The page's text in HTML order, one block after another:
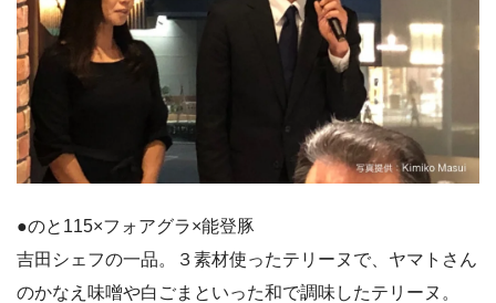
●のと115×フォアグラ×能登豚
吉田シェフの一品。３素材使ったテリーヌで、ヤマトさん
のかなえ味噌や白ごまといった和で調味したテリーヌ。